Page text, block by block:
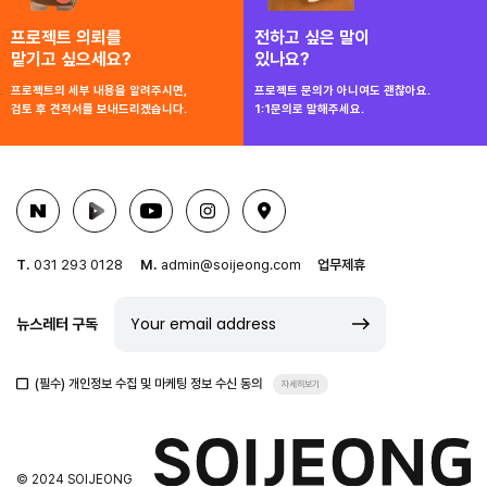
프로젝트 의뢰를
맡기고 싶으세요?
프로젝트의 세부 내용을 알려주시면,
검토 후 견적서를 보내드리겠습니다.
전하고 싶은 말이
있나요?
프로젝트 문의가 아니여도 괜찮아요.
1:1문의로 말해주세요.
T. 031 293 0128 M. admin@soijeong.com 업무제휴
뉴스레터 구독
(필수) 개인정보 수집 및 마케팅 정보 수신 동의 자세히보기
© 2024 SOIJEONG